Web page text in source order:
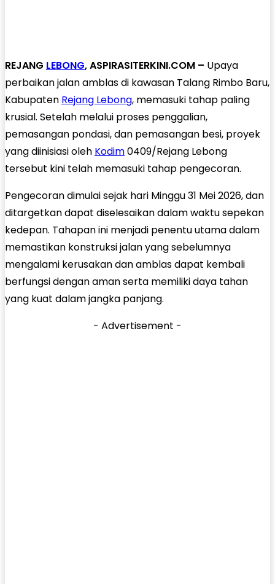
REJANG LEBONG, ASPIRASITERKINI.COM – Upaya
perbaikan jalan amblas di kawasan Talang Rimbo Baru,
Kabupaten Rejang Lebong, memasuki tahap paling
krusial. Setelah melalui proses penggalian,
pemasangan pondasi, dan pemasangan besi, proyek
yang diinisiasi oleh Kodim0409/Rejang Lebong
tersebut kini telah memasuki tahap pengecoran.
Pengecoran dimulai sejak hari Minggu 31 Mei 2026, dan
ditargetkan dapat diselesaikan dalam waktu sepekan
kedepan. Tahapan ini menjadi penentu utama dalam
memastikan konstruksi jalan yang sebelumnya
mengalami kerusakan dan amblas dapat kembali
berfungsi dengan aman serta memiliki daya tahan
yang kuat dalam jangka panjang.
- Advertisement -